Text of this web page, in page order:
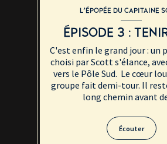
L’ÉPOPÉE DU CAPITAINE
ÉPISODE 3 :
C'est enfin le grand jour : un
choisi par Scott s'élance,
vers le Pôle Sud. Le cœur
groupe fait demi-tour. Il
long chemin avant
Écouter